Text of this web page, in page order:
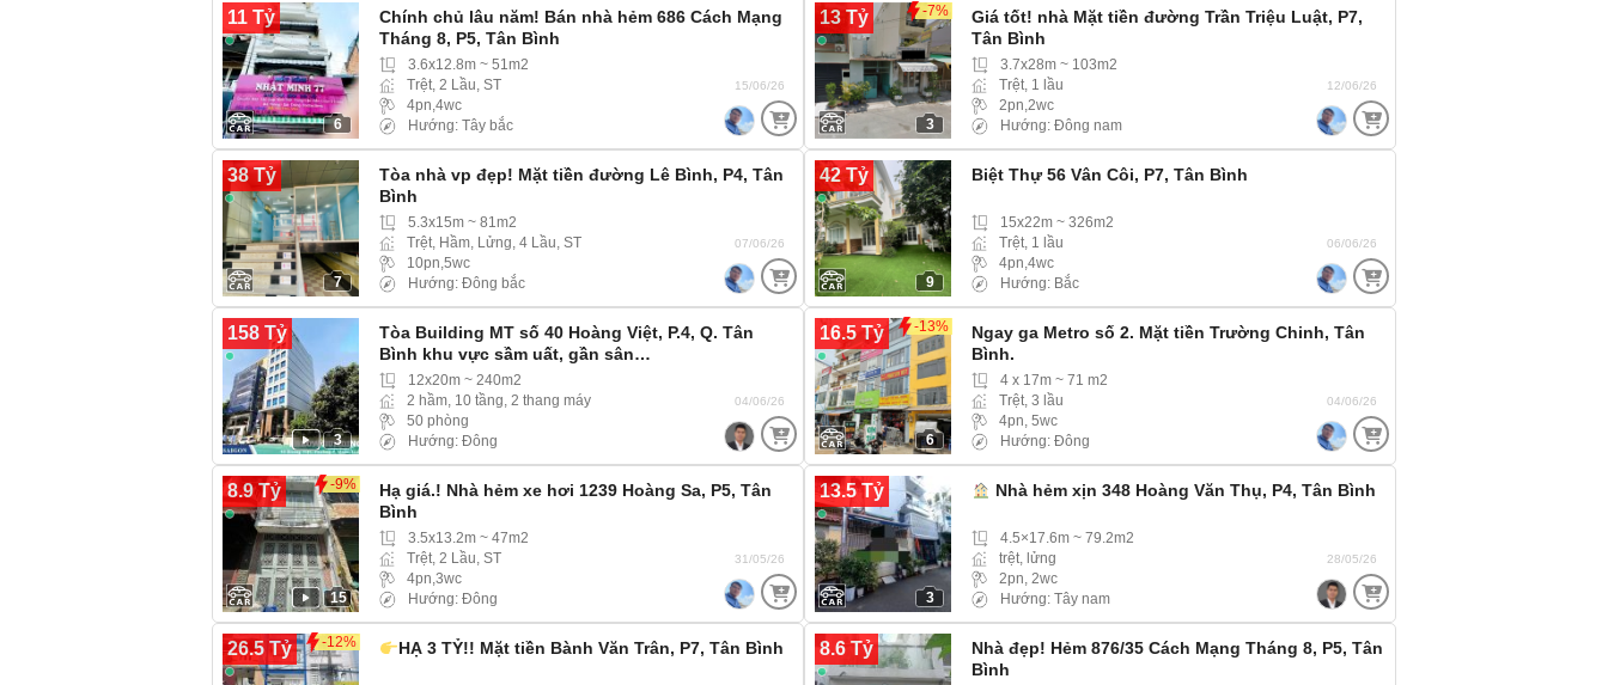
11 Tỷ
6
Chính chủ lâu năm! Bán nhà hẻm 686 Cách Mạng
Tháng 8, P5, Tân Bình
3.6x12.8m ~ 51m2
Trệt, 2 Lầu, ST
4pn,4wc
Hướng: Tây bắc
15/06/26
13 Tỷ -7%
3
Giá tốt! nhà Mặt tiền đường Trần Triệu Luật, P7,
Tân Bình
3.7x28m ~ 103m2
Trệt, 1 lầu
2pn,2wc
Hướng: Đông nam
12/06/26
38 Tỷ
7
Tòa nhà vp đẹp! Mặt tiền đường Lê Bình, P4, Tân
Bình
5.3x15m ~ 81m2
Trệt, Hầm, Lửng, 4 Lầu, ST
10pn,5wc
Hướng: Đông bắc
07/06/26
42 Tỷ
9
Biệt Thự 56 Vân Côi, P7, Tân Bình
15x22m ~ 326m2
Trệt, 1 lầu
4pn,4wc
Hướng: Bắc
06/06/26
158 Tỷ
3
Tòa Building MT số 40 Hoàng Việt, P.4, Q. Tân
Bình khu vực sầm uất, gần sân…
12x20m ~ 240m2
2 hầm, 10 tầng, 2 thang máy
50 phòng
Hướng: Đông
04/06/26
16.5 Tỷ -13%
6
Ngay ga Metro số 2. Mặt tiền Trường Chinh, Tân
Bình.
4 x 17m ~ 71 m2
Trệt, 3 lầu
4pn, 5wc
Hướng: Đông
04/06/26
8.9 Tỷ -9%
15
Hạ giá.! Nhà hẻm xe hơi 1239 Hoàng Sa, P5, Tân
Bình
3.5x13.2m ~ 47m2
Trệt, 2 Lầu, ST
4pn,3wc
Hướng: Đông
31/05/26
13.5 Tỷ
3
Nhà hẻm xịn 348 Hoàng Văn Thụ, P4, Tân Bình
4.5×17.6m ~ 79.2m2
trệt, lửng
2pn, 2wc
Hướng: Tây nam
28/05/26
26.5 Tỷ -12% HẠ 3 TỶ!! Mặt tiền Bành Văn Trân, P7, Tân Bình 8.6 Tỷ
Nhà đẹp! Hẻm 876/35 Cách Mạng Tháng 8, P5, Tân
Bình